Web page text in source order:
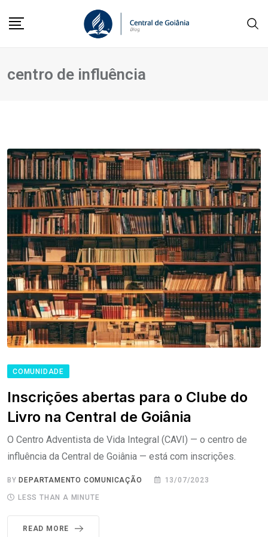
centro de influência
COMUNIDADE
Inscrições abertas para o Clube do
Livro na Central de Goiânia
O Centro Adventista de Vida Integral (CAVI) — o centro de
influência da Central de Goiânia — está com inscrições.
BYDEPARTAMENTO COMUNICAÇÃO 13/07/2023
LESS THAN A MINUTE
READ MORE